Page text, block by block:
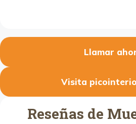
Llamar
Visita
Reseñas de